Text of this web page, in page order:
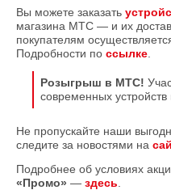
Вы можете заказать
магазина МТС — и их
покупателям
Подробности по ссылке
Розыгрыш в МТС!
современных устройств
Не пропускайте наши
следите за новостями на
Подробнее об условиях
«Промо» — здесь